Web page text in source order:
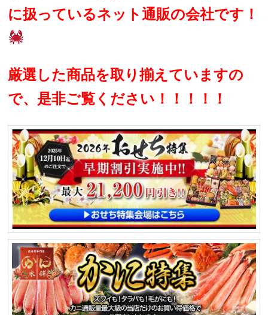
に扱っているネット通販の会社です！
厳選した商品を取り揃えていますの
で、是非ご覧ください！！！！！